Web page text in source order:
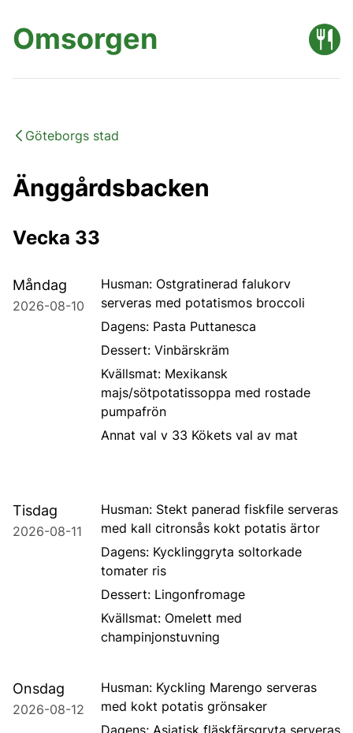
Omsorgen
Göteborgs stad
Änggårdsbacken
Vecka 33
Måndag
2026-08-10
Husman: Ostgratinerad falukorv
serveras med potatismos broccoli
Dagens: Pasta Puttanesca
Dessert: Vinbärskräm
Kvällsmat: Mexikansk
majs/sötpotatissoppa med rostade
pumpafrön
Annat val v 33 Kökets val av mat
Tisdag
2026-08-11
Husman: Stekt panerad fiskfile serveras
med kall citronsås kokt potatis ärtor
Dagens: Kycklinggryta soltorkade
tomater ris
Dessert: Lingonfromage
Kvällsmat: Omelett med
champinjonstuvning
Onsdag
2026-08-12
Husman: Kyckling Marengo serveras
med kokt potatis grönsaker
Dagens; Asiatisk fläskfärsgryta serveras